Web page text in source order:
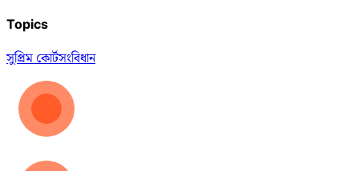
Topics
সুপ্রিম কোর্টসংবিধান